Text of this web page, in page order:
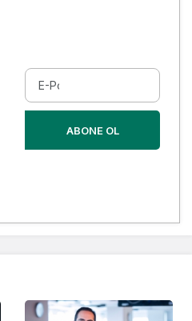
ABONE OL